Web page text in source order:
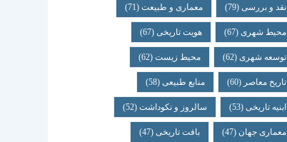
نقد و بررسی(79) معماری و طبیعت(71)
محیط شهری(67) هویت تاریخی(67)
توسعه شهری(62) محیط زیست(62)
تاریخ معاصر (60) منابع طبیعی(58)
ابنیه تاریخی(53) سالروز و نکوداشت(52)
معماری جهان (47) بافت تاریخی(47)